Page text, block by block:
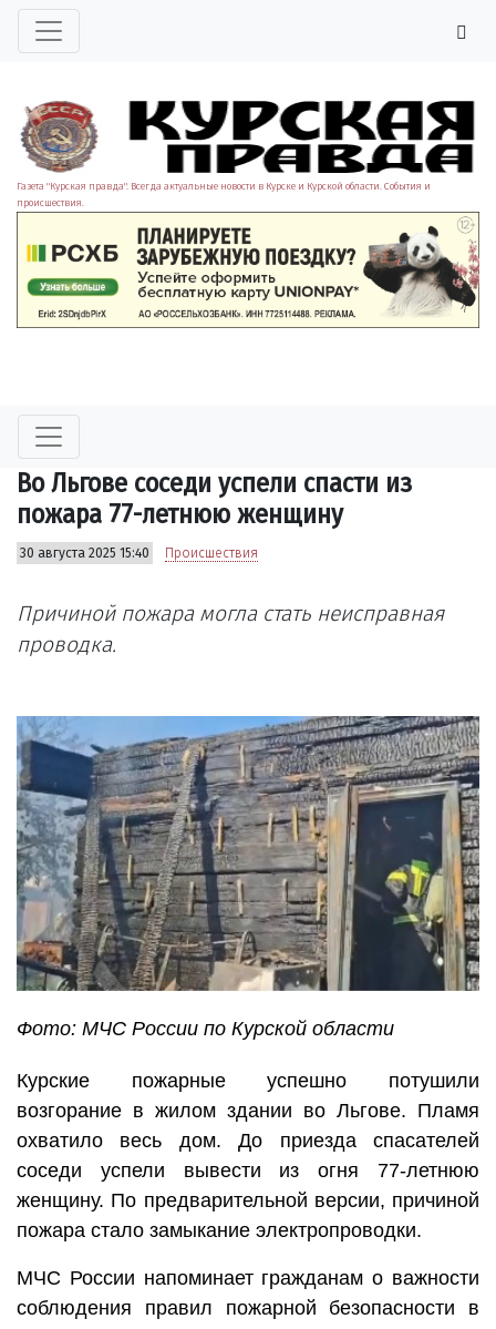
Газета "Курская правда". Всегда актуальные новости в Курске и Курской области. События и
происшествия.
Во Льгове соседи успели спасти из
пожара 77-летнюю женщину
30 августа 2025 15:40 Происшествия
Причиной пожара могла стать неисправная
проводка.
Фото: МЧС России по Курской области
Курские пожарные успешно потушили
возгорание в жилом здании во Льгове. Пламя
охватило весь дом. До приезда спасателей
соседи успели вывести из огня 77-летнюю
женщину. По предварительной версии, причиной
пожара стало замыкание электропроводки.
МЧС России напоминает гражданам о важности
соблюдения правил пожарной безопасности в